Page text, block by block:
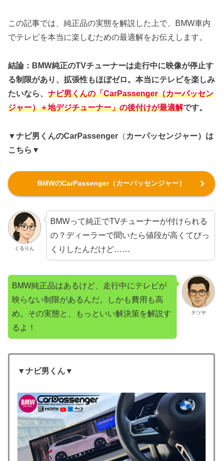
この記事では、純正品の実態を解説した上で、BMW車内
でテレビを本当に楽しむための最適解をお伝えします。
結論：BMW純正のTVチューナーは走行中に映像が停止す
る制限があり、拡張性もほぼゼロ。本当にテレビを楽しみ
たいなら、 ナビ男くんの「CarPassenger（カーパッセン
ジャー）＋地デジチューナー」の後付けが最適解です。
▼ナビ男くんのCarPassenger （ カーパッセンジャー）は
こちら▼
BMWのCarPassenger（カーパッセンジャー）
くるりん
BMWって純正でTVチューナーが付けられる
の？ディーラーで聞いたら値段が高くてびっ
くりしたんだけど……
テツヤ
BMW純正品はあるけど、走行中にテレビが
映らない制限があるんだ。しかも費用も高
め。その実態と、もっといい解決策を解説す
るよ！
▼ナビ男くん▼